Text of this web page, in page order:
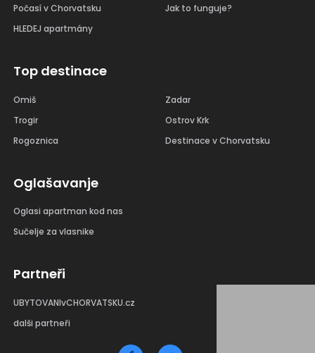
Počasí v Chorvatsku
HLEDEJ apartmány
Jak to funguje?
Top destinace
Omiš
Trogir
Rogoznica
Zadar
Ostrov Krk
Destinace v Chorvatsku
Oglašavanje
Oglasi apartman kod nas
Sučelje za vlasnike
Partneři
UBYTOVANIvCHORVATSKU.cz
dalši partneři